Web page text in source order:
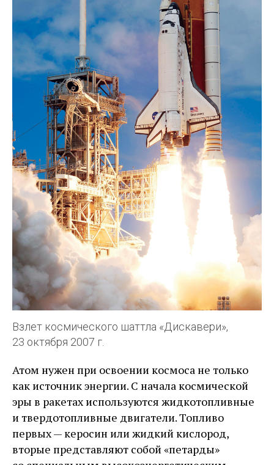
Взлет космического шаттла «Дискавери»,
23 октября 2007 г.
Атом нужен при освоении космоса не только
как источник энергии. С начала космической
эры в ракетах используются жидкотопливные
и твердотопливные двигатели. Топливо
первых — ​керосин или жидкий кислород,
вторые представляют собой «петарды»